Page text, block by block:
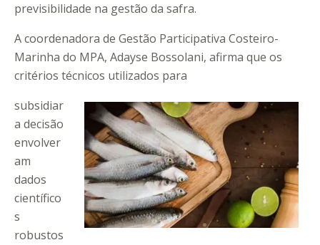
previsibilidade na gestão da safra.
A coordenadora de Gestão Participativa Costeiro-
Marinha do MPA, Adayse Bossolani, afirma que os
critérios técnicos utilizados para
subsidiar
a decisão
envolver
am
dados
científico
s
robustos